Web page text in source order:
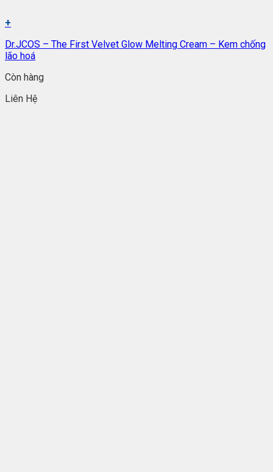
+
Dr.JCOS – The First Velvet Glow Melting Cream – Kem chống
lão hoá
Còn hàng
Liên Hệ